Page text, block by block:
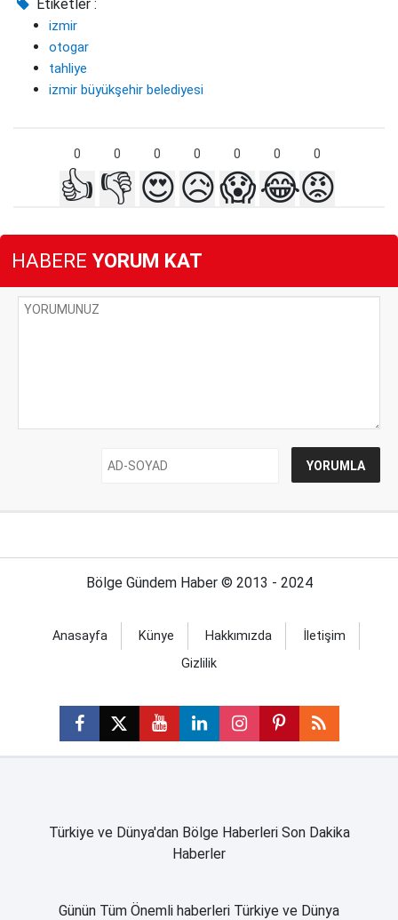
Etiketler :
izmir
otogar
tahliye
izmir büyükşehir belediyesi
0 0 0 0 0 0 0
👍 👎 😍😥😱😂😡
HABERE YORUM KAT
Bölge Gündem Haber © 2013 - 2024
Anasayfa Künye Hakkımızda
İletişim
Gizlilik
Türkiye ve Dünya'dan Bölge Haberleri Son Dakika
Haberler
Günün Tüm Önemli haberleri Türkiye ve Dünya